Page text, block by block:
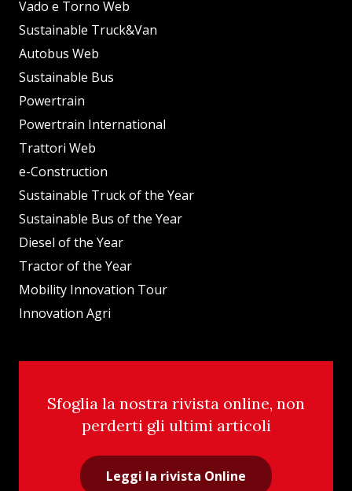
Vado e Torno Web
Sustainable Truck&Van
Autobus Web
Sustainable Bus
Powertrain
Powertrain International
Trattori Web
e-Construction
Sustainable Truck of the Year
Sustainable Bus of the Year
Diesel of the Year
Tractor of the Year
Mobility Innovation Tour
Innovation Agri
Sfoglia la nostra rivista online, non
perderti gli ultimi articoli
Leggi la rivista Online